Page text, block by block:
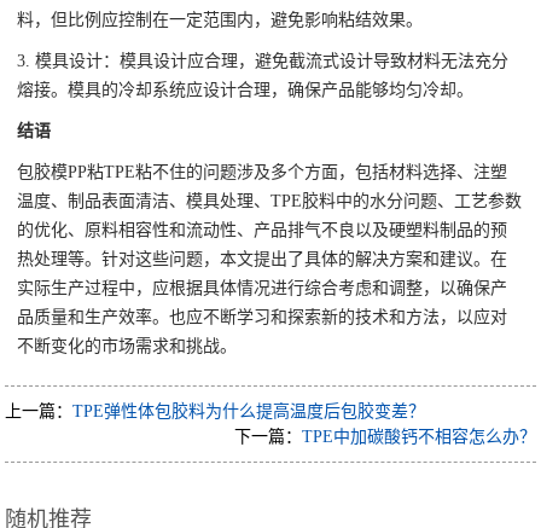
料，但比例应控制在一定范围内，避免影响粘结效果。
3. 模具设计：模具设计应合理，避免截流式设计导致材料无法充分
熔接。模具的冷却系统应设计合理，确保产品能够均匀冷却。
结语
包胶模PP粘TPE粘不住的问题涉及多个方面，包括材料选择、注塑
温度、制品表面清洁、模具处理、TPE胶料中的水分问题、工艺参数
的优化、原料相容性和流动性、产品排气不良以及硬塑料制品的预
热处理等。针对这些问题，本文提出了具体的解决方案和建议。在
实际生产过程中，应根据具体情况进行综合考虑和调整，以确保产
品质量和生产效率。也应不断学习和探索新的技术和方法，以应对
不断变化的市场需求和挑战。
上一篇：TPE弹性体包胶料为什么提高温度后包胶变差？
下一篇： TPE中加碳酸钙不相容怎么办？
随机推荐